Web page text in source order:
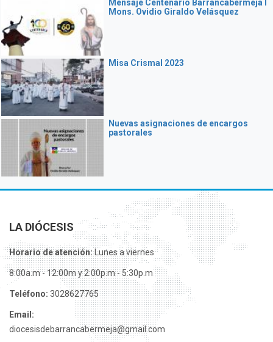
Mensaje Centenario Barrancabermeja I
Mons. Ovidio Giraldo Velásquez
Misa Crismal 2023
Nuevas asignaciones de encargos
pastorales
LA DIÓCESIS
Horario de atención:Lunes a viernes
8:00a.m - 12:00m y 2:00p.m - 5:30p.m
Teléfono: 3028627765
Email:
diocesisdebarrancabermeja@gmail.com